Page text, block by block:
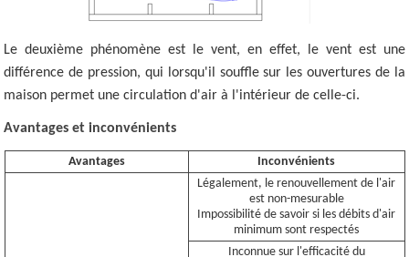
Le deuxième phénomène est le vent, en effet, le vent est une
différence de pression, qui lorsqu'il souffle sur les ouvertures de la
maison permet une circulation d'air à l'intérieur de celle-ci.
Avantages et inconvénients
Avantages
Inconvénients
Légalement, le renouvellement de l'air
est non-mesurable
Impossibilité de savoir si les débits d'air
minimum sont respectés
Inconnue sur l'efficacité du